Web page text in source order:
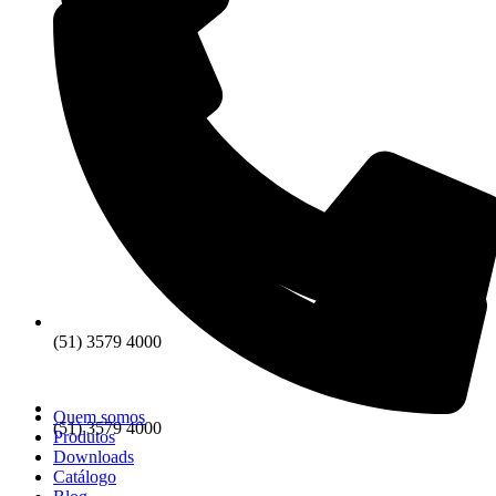
(51) 3579 4000
(51) 3579 4000
Quem somos
Produtos
Downloads
Catálogo